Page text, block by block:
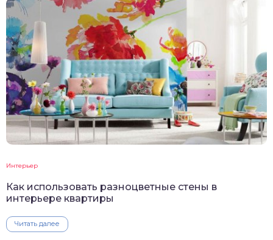
Интерьер
Как использовать разноцветные стены в
интерьере квартиры
Читать далее